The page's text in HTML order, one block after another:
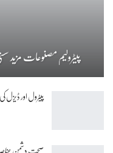
پیٹرولیم مصنوعات مزید
پیٹرول اور ڈیزل
صحت دشمن عناصر